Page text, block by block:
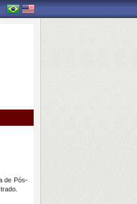
de Pós-